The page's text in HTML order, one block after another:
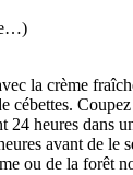
la crème
cébettes.
24 heures
avant de le
ou de la forêt